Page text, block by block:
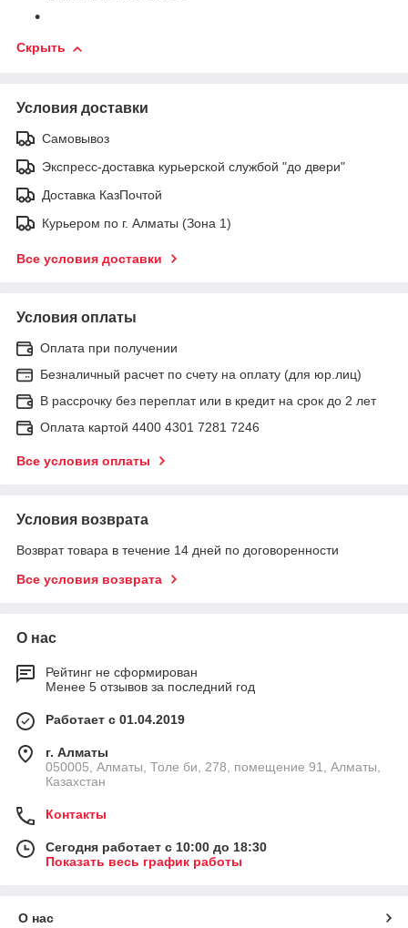
Скрыть
Условия доставки
Самовывоз
Экспресс-доставка курьерской службой "до двери"
Доставка КазПочтой
Курьером по г. Алматы (Зона 1)
Все условия доставки
Условия оплаты
Оплата при получении
Безналичный расчет по счету на оплату (для юр.лиц)
В рассрочку без переплат или в кредит на срок до 2 лет
Оплата картой 4400 4301 7281 7246
Все условия оплаты
Условия возврата
Возврат товара в течение 14 дней по договоренности
Все условия возврата
О нас
Рейтинг не сформирован
Менее 5 отзывов за последний год
Работает с 01.04.2019
г. Алматы
050005, Алматы, Толе би, 278, помещение 91, Алматы,
Казахстан
Контакты
Сегодня работает с 10:00 до 18:30
Показать весь график работы
О нас